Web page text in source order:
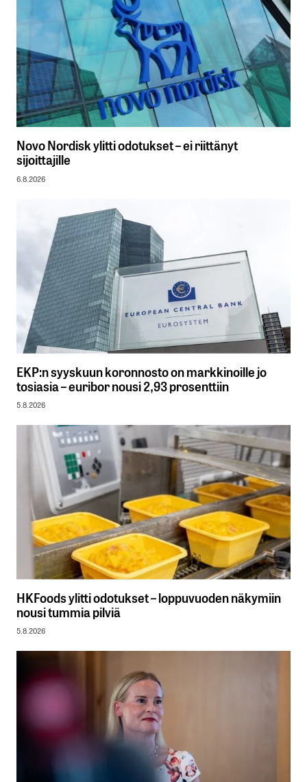
Novo Nordisk ylitti odotukset – ei riittänyt
sijoittajille
6.8.2026
EKP:n syyskuun koronnosto on markkinoille jo
tosiasia – euribor nousi 2,93 prosenttiin
5.8.2026
HKFoods ylitti odotukset – loppuvuoden näkymiin
nousi tummia pilviä
5.8.2026